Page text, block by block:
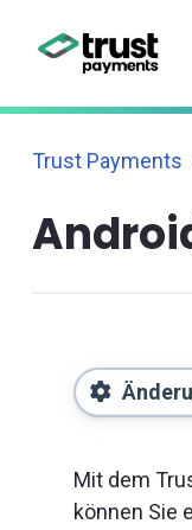
Trust Payments
Mit dem
können Sie